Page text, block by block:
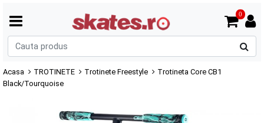
0
Acasa TROTINETE Trotinete Freestyle
Trotineta Core CB1
Black/Tourquoise